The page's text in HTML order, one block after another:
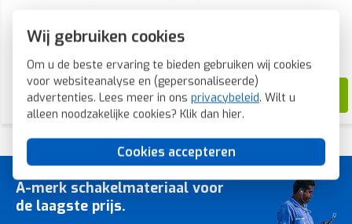
Wij gebruiken cookies
Om u de beste ervaring te bieden gebruiken wij cookies
voor websiteanalyse en (gepersonaliseerde)
advertenties. Lees meer in ons privacybeleid. Wilt u
alleen noodzakelijke cookies? Klik dan hier.
Cookies accepteren
Verwachte levertijd:
Voor 21u besteld, morgen in huis*
18,88
7,74
A-merk schakelmateriaal voor
de laagste prijs.